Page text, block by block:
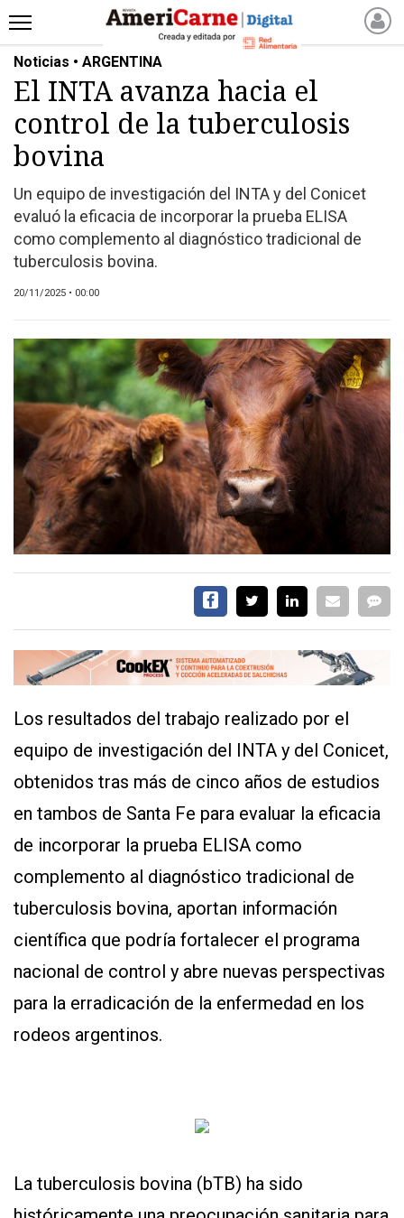
INICIO
NOTICIAS RECIENTES
NOTICIAS
ARTICULOS
PROCESO
PRODUCTO
NUEVOS PRODUCTOS
REVISTAS
CATÁLOGO DE CORTES
DE CARNE VACUNA
EVENTOS Y
CAPACITACIONES
DIRECTORIO
CALENDARIO
MEDIA KIT
TEMAS DESTACADOS
VACAS
INVESTIGACIÓN
AGRO
CONCURSO
PREMIO
SERVICIOS
AYUDA
Y
SOMOS
Noticias • ARGENTINA
El INTA avanza hacia el
control de la tuberculosis
bovina
Un equipo de investigación del INTA y del Conicet
evaluó la eficacia de incorporar la prueba ELISA
como complemento al diagnóstico tradicional de
tuberculosis bovina.
20/11/2025 • 00:00
Los resultados del trabajo realizado por el
equipo de investigación del INTA y del Conicet,
obtenidos tras más de cinco años de estudios
en tambos de Santa Fe para evaluar la eficacia
de incorporar la prueba ELISA como
complemento al diagnóstico tradicional de
tuberculosis bovina, aportan información
científica que podría fortalecer el programa
nacional de control y abre nuevas perspectivas
para la erradicación de la enfermedad en los
rodeos argentinos.
La tuberculosis bovina (bTB) ha sido